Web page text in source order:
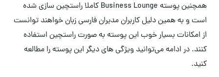
همچنین پوسته Business Lounge کاملا راستچین سازی شده
است و به همین دلیل کاربران مدیران فارسی زبان خواهند توانست
از امکانات بسیار خوب این پوسته به صورت راستچین استفاده
کنند. در ادامه می‌توانید ویژگی های دیگر این پوسته را مطالعه
کنید.